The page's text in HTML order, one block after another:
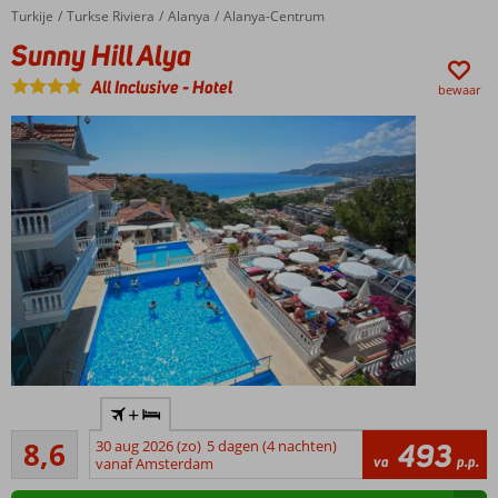
Marmaris
op ca. 1
km
Moderne
kamers
met
zeezicht
Home
Turkije Turkse Riviera Alanya Alanya-Centrum
Sunny Hill Alya
Sunny Hill Alya
All Inclusive-Hotel bewaar
heuvel,
prachtig
uitzicht!
8,6Aanrader
31
beoordelingen
+
30 aug 2026 (zo) 5 dagen (4 nachten)
vanaf Amsterdam
va 493 p.p.